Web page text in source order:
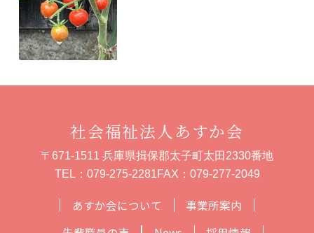
あすか会について
事業所案内
社会福祉法人あすか会
〒671-1511 兵庫県揖保郡太子町太田2330番地
TEL： 079-275-2281FAX：079-277-2049